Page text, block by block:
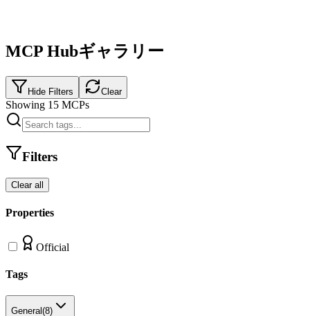
MCP Hubギャラリー
Hide Filters Clear
Showing 15 MCPs
Filters
Clear all
Properties
Official
Tags
General(8)